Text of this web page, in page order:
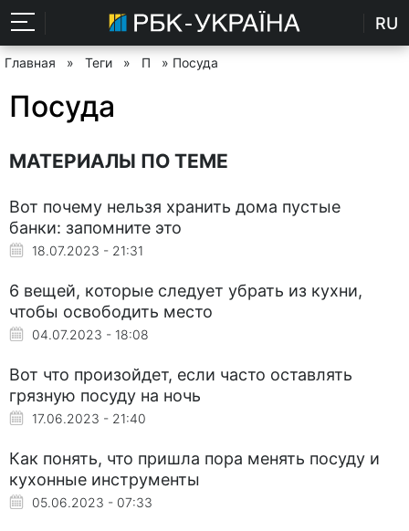
RU
Главная » Теги » П » Посуда
Посуда
МАТЕРИАЛЫ ПО ТЕМЕ
Вот почему нельзя хранить дома пустые
банки: запомните это
18.07.2023 - 21:31
6 вещей, которые следует убрать из кухни,
чтобы освободить место
04.07.2023 - 18:08
Вот что произойдет, если часто оставлять
грязную посуду на ночь
17.06.2023 - 21:40
Как понять, что пришла пора менять посуду и
кухонные инструменты
05.06.2023 - 07:33